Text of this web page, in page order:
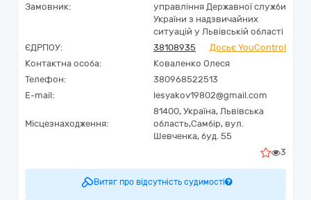
Замовник:
управління Державної служби
України з надзвичайних
ситуацій у Львівській області
ЄДРПОУ:
38108935
Досьє YouControl
Контактна особа:
Коваленко Олеся
Телефон:
380968522513
E-mail:
lesyakov19802@gmail.com
Місцезнаходження:
81400, Україна, Львівська
область,Самбір, вул.
Шевченка, буд. 55
3
Витяг про відсутність судимості